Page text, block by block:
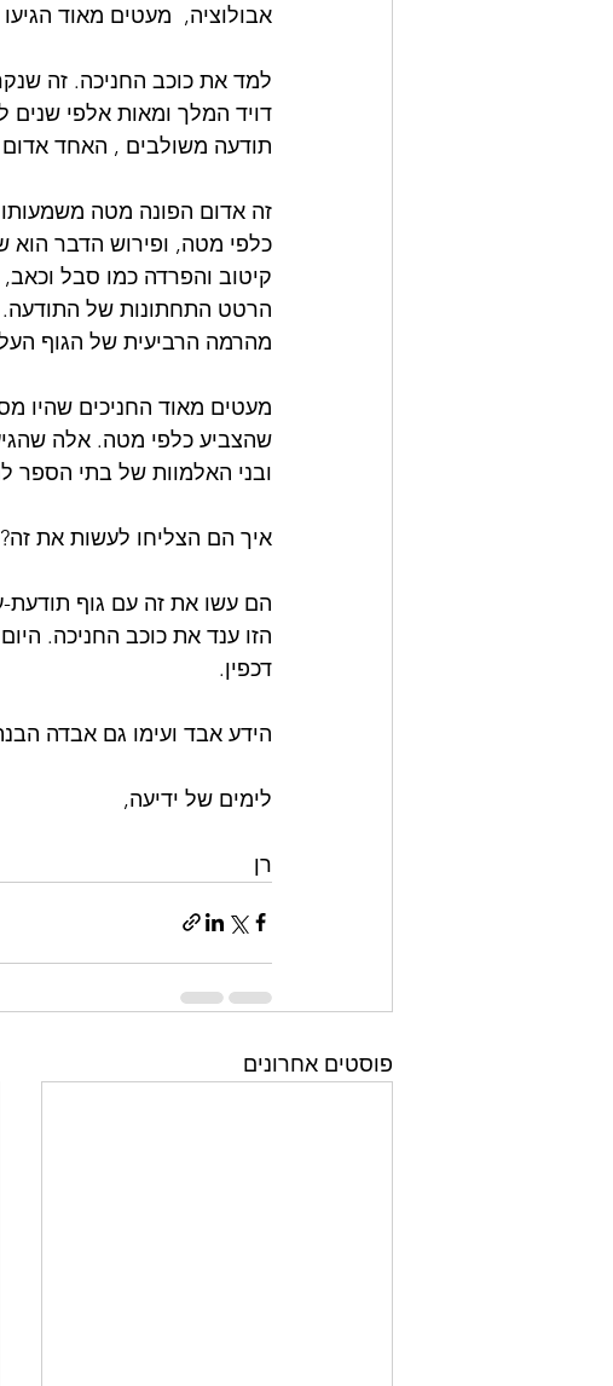
אבולוציה,  מעטים מאוד
למד את כוכב החניכה. זה
דויד המלך ומאות אלפי שנים
תודעה משולבים , האחד אדום
זה אדום הפונה מטה
כלפי מטה, ופירוש הדבר הוא
קיטוב והפרדה כמו סבל
הרטט התחתונות של
מהרמה הרביעית של הגוף
מעטים מאוד החניכים שהיו
שהצביע כלפי מטה. אלה
ובני האלמוות של בתי הספר
איך הם הצליחו לעשות את זה?
הם עשו את זה עם גוף
הזו ענד את כוכב החניכה.
דכפין.
הידע אבד ועימו גם אבדה
לימים של ידיעה,
רן
פוסטים אחרונים